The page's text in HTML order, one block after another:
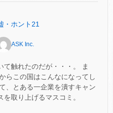
・ホント21
ASK Inc.
触れたのだが・・・。 ま
らこの国はこんなになってし
、とある一企業を潰すキャン
取り上げるマスコミ。